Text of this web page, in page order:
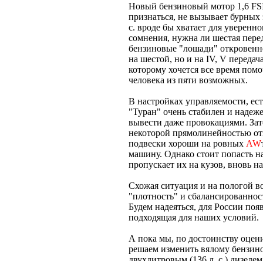
Новый бензиновый мотор 1,6
признаться, не вызывает
с. вроде бы хватает для
сомнения, нужна ли шестая
бензиновые "лошади"
на шестой, но и на IV, V
которому хочется все время
человека из пяти возможных.
В настройках управляемости,
"Туран" очень стабилен и
вывести даже провокациями.
некоторой прямолинейностью
подвески хороши на ровных AW
машину. Однако стоит попасть
пропускает их на кузов, вновь
Схожая ситуация и на пологой
"плотность" и
Будем надеяться, для России
подходящая для наших условий.
А пока мы, по достоинству
решаем изменить вялому